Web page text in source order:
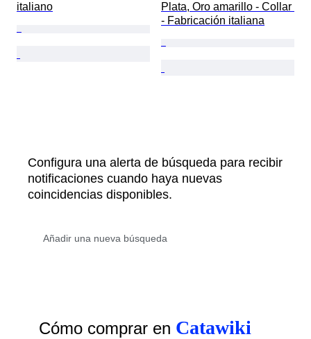
italiano
Plata, Oro amarillo - Collar
- Fabricación italiana
Configura una alerta de búsqueda para recibir
notificaciones cuando haya nuevas
coincidencias disponibles.
Cómo comprar en Catawiki